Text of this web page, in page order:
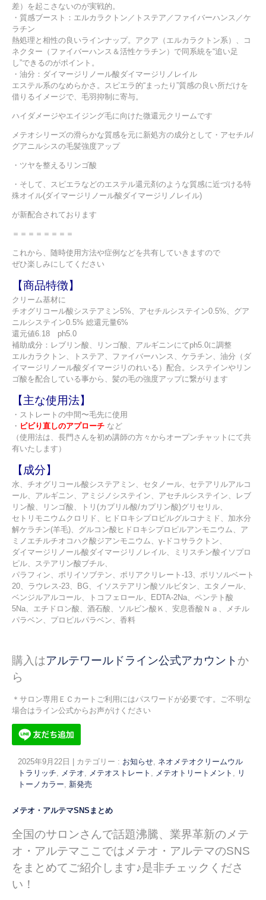
差）を起こさないのが実戦的。
・質感ブースト：エルカラクトン／トステア／ファイバーハンス／ケ
ラチン
熱処理と相性の良いラインナップ。アクア（エルカラクトン系）、コ
ネクター（ファイバーハンス＆活性ケラチン）で同系統を“追い足
し”できるのがポイント。
・油分：ダイマージリノール酸ダイマージリノレイル
エステル系のなめらかさ。スピエラ的“まったり”質感の良い所だけを
借りるイメージで、毛羽抑制に寄与。
ハイダメージやエイジング毛に向けた微還元クリームです
メテオシリーズの滑らかな質感を元に新処方の成分として・アセチル/
グアニルシスの毛髪強度アップ
・ツヤを整えるリンゴ酸
・そして、スピエラなどのエステル還元剤のような質感に近づける特
殊オイル(ダイマージリノール酸ダイマージリノレイル)
が新配合されております
＝＝＝＝＝＝＝＝
これから、随時使用方法や症例などを共有していきますので
ぜひ楽しみにしてください
【商品特徴】
クリーム基材に
チオグリコール酸システアミン5%、アセチルシステイン0.5%、グア
ニルシステイン0.5% 総還元量6%
還元値6.18 ph5.0
補助成分：レブリン酸、リンゴ酸、アルギニンにてph5.0に調整
エルカラクトン、トステア、ファイバーハンス、ケラチン、油分（ダ
イマージリノール酸ダイマージリのれいる）配合。システインやリン
ゴ酸を配合している事から、髪の毛の強度アップに繋がります
【主な使用法】
・ストレートの中間〜毛先に使用
・ ビビり直しのアプローチ など
（使用法は、長門さんを初め講師の方々からオープンチャットにて共
有いたします）
【成分】
水、チオグリコール酸システアミン、セタノール、セテアリルアルコ
ール、アルギニン、アミジノシステイン、アセチルシステイン、レブ
リン酸、リンゴ酸、トリ(カプリル酸/カプリン酸)グリセリル、
セトリモニウムクロリド、ヒドロキシプロピルグルコナミド、加水分
解ケラチン(羊毛)、グルコン酸ヒドロキシプロピルアンモニウム、ア
ミノエチルチオコハク酸ジアンモニウム、γ-ドコサラクトン、
ダイマージリノール酸ダイマージリノレイル、ミリスチン酸イソプロ
ピル、ステアリン酸ブチル、
パラフィン、ポリイソブテン、ポリアクリレート-13、ポリソルベート
20、ラウレス-23、BG、イソステアリン酸ソルビタン、エタノール、
ベンジルアルコール、トコフェロール、EDTA-2Na、ペンテト酸
5Na、エチドロン酸、酒石酸、ソルビン酸Ｋ、安息香酸Ｎａ、メチル
パラベン、プロピルパラベン、香料
購入はアルテワールドライン公式アカウント か
ら
＊サロン専用ＥＣカートご利用にはパスワードが必要です。ご不明な
場合はライン公式からお声がけください
2025年9月22日 | カテゴリー : お知らせ ネオメテオクリームウル
トラリッチ
メテオ メテオストレート メテオトリートメント
リ
トーノカラー
新発売
メテオ・アルテマSNSまとめ
全国のサロンさんで話題沸騰、業界革新のメテ
オ・アルテマここではメテオ・アルテマのSNS
をまとめてご紹介します♪是非チェックくださ
い！